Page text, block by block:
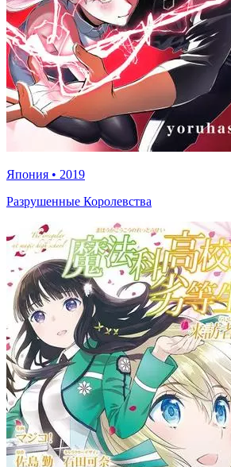
Япония • 2019
Разрушенные Королевства